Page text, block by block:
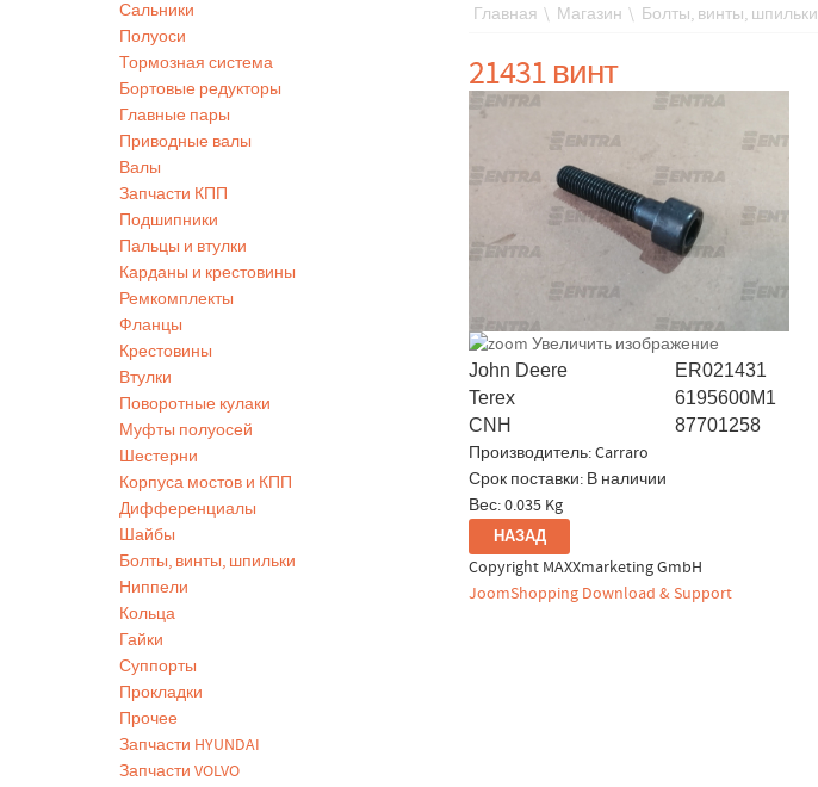
Сальники
Полуоси
Тормозная система
Бортовые редукторы
Главные пары
Приводные валы
Валы
Запчасти КПП
Подшипники
Пальцы и втулки
Карданы и крестовины
Ремкомплекты
Фланцы
Крестовины
Втулки
Поворотные кулаки
Муфты полуосей
Шестерни
Корпуса мостов и КПП
Дифференциалы
Шайбы
Болты, винты, шпильки
Ниппели
Кольца
Гайки
Суппорты
Прокладки
Прочее
Запчасти HYUNDAI
Запчасти VOLVO
Главная \ Магазин \ Болты, винты, шпильки
21431 винт
Увеличить изображение
John Deere
ER021431
Terex
6195600M1
CNH
87701258
Производитель:Carraro
Срок поставки: В наличии
Вес:0.035 Kg
Copyright MAXXmarketing GmbH
JoomShopping Download & Support